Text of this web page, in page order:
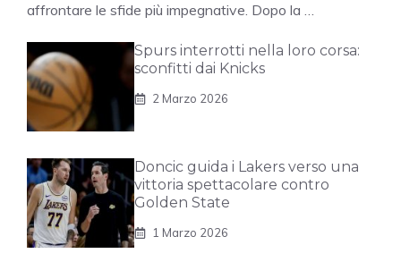
affrontare le sfide più impegnative. Dopo la …
Spurs interrotti nella loro corsa:
sconfitti dai Knicks
2 Marzo 2026
Doncic guida i Lakers verso una
vittoria spettacolare contro
Golden State
1 Marzo 2026